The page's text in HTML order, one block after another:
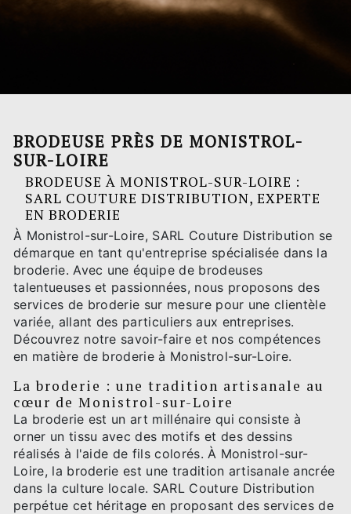
BRODEUSE PRÈS DE MONISTROL-
SUR-LOIRE
BRODEUSE À MONISTROL-SUR-LOIRE :
SARL COUTURE DISTRIBUTION, EXPERTE
EN BRODERIE
À Monistrol-sur-Loire, SARL Couture Distribution se
démarque en tant qu'entreprise spécialisée dans la
broderie. Avec une équipe de brodeuses
talentueuses et passionnées, nous proposons des
services de broderie sur mesure pour une clientèle
variée, allant des particuliers aux entreprises.
Découvrez notre savoir-faire et nos compétences
en matière de broderie à Monistrol-sur-Loire.
La broderie : une tradition artisanale au
cœur de Monistrol-sur-Loire
La broderie est un art millénaire qui consiste à
orner un tissu avec des motifs et des dessins
réalisés à l'aide de fils colorés. À Monistrol-sur-
Loire, la broderie est une tradition artisanale ancrée
dans la culture locale. SARL Couture Distribution
perpétue cet héritage en proposant des services de